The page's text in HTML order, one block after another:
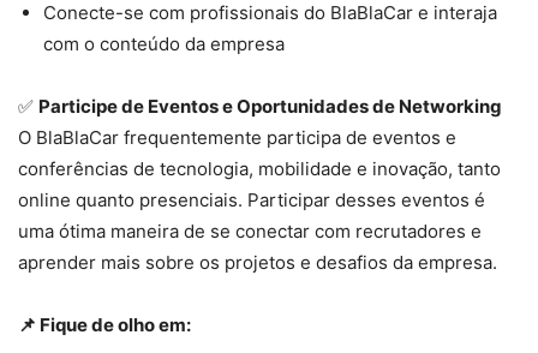
Conecte-se com profissionais do BlaBlaCar e interaja
com o conteúdo da empresa
✅ Participe de Eventos e Oportunidades de Networking
O BlaBlaCar frequentemente participa de eventos e
conferências de tecnologia, mobilidade e inovação, tanto
online quanto presenciais. Participar desses eventos é
uma ótima maneira de se conectar com recrutadores e
aprender mais sobre os projetos e desafios da empresa.
📌 Fique de olho em: